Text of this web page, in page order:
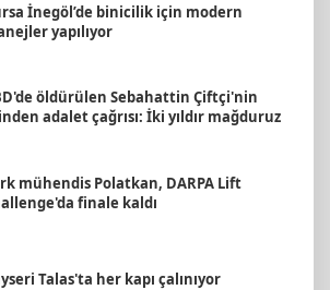
İnegöl’de binicilik için modern
yapılıyor
öldürülen Sebahattin Çiftçi'nin
adalet çağrısı: İki yıldır mağduruz
mühendis Polatkan, DARPA Lift
finale kaldı
Talas'ta her kapı çalınıyor